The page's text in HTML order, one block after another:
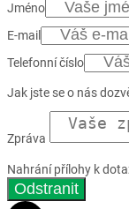
Jméno
E-mail
Telefonní číslo
Jak jste se o nás
Zpráva
Nahrání přílohy k
Odstranit